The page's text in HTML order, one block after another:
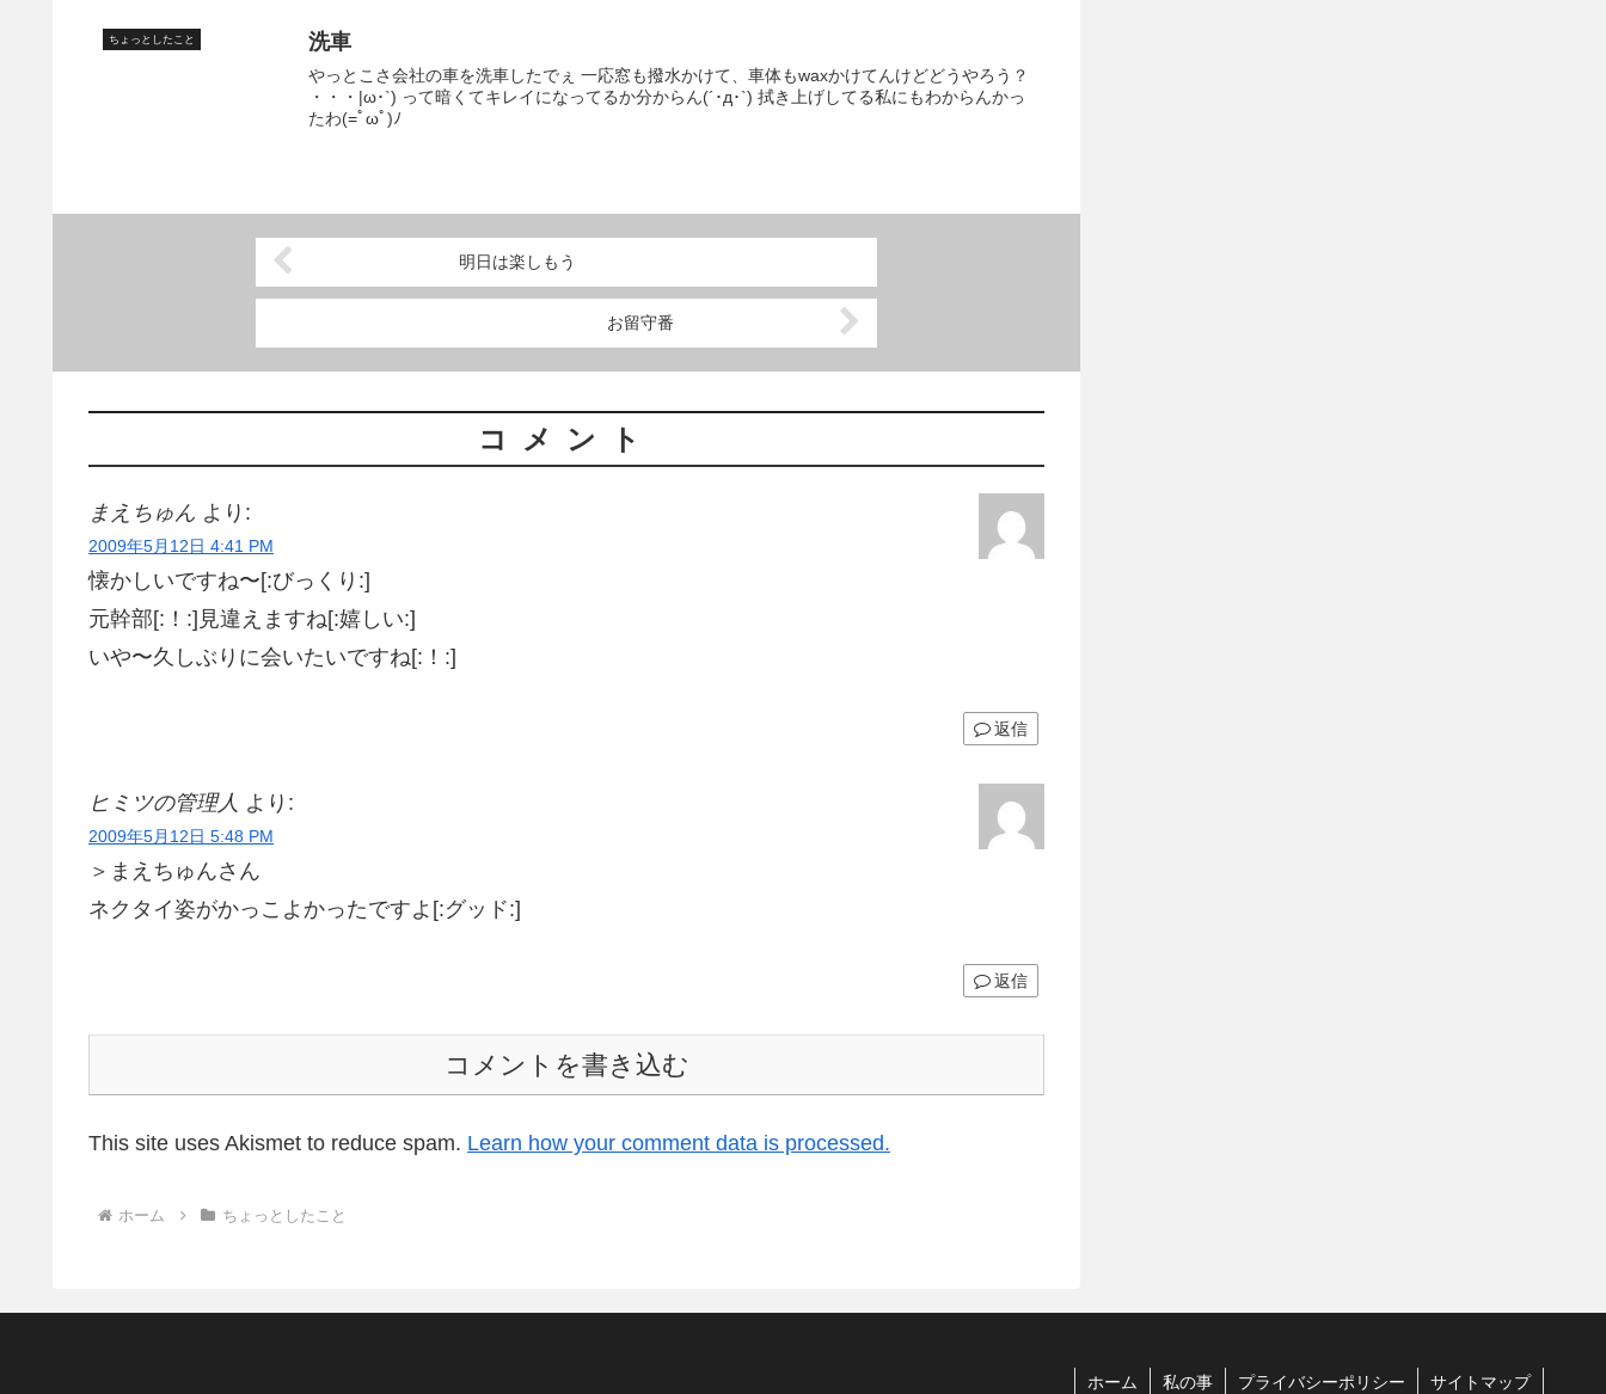
ちょっとしたこと 洗車
やっとこさ会社の車を洗車したでぇ 一応窓も撥水かけて、車体もwaxかけてんけどどうやろう？
・・・|ω･`) って暗くてキレイになってるか分からん(´･д･`) 拭き上げしてる私にもわからんかっ
たわ(=ﾟωﾟ)ﾉ
明日は楽しもう
お留守番
コメント
まえちゅん より:
2009年5月12日 4:41 PM
懐かしいですね〜[:びっくり:]
元幹部[:！:]見違えますね[:嬉しい:]
いや〜久しぶりに会いたいですね[:！:]
返信
ヒミツの管理人 より:
2009年5月12日 5:48 PM
＞まえちゅんさん
ネクタイ姿がかっこよかったですよ[:グッド:]
返信
コメントを書き込む
This site uses Akismet to reduce spam. Learn how your comment data is processed.
ホーム ちょっとしたこと
ホーム 私の事 プライバシーポリシー サイトマップ